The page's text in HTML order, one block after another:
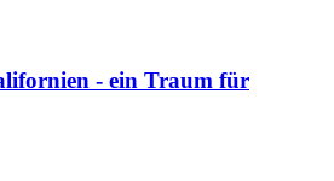
- ein Traum für